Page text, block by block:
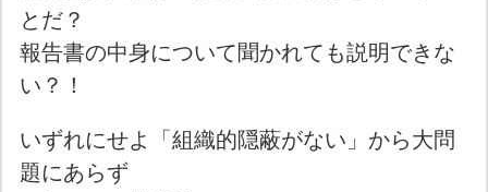
とだ？
報告書の中身について聞かれても説明できな
い？！
いずれにせよ「組織的隠蔽がない」から大問
題にあらず